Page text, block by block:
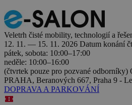
Veletrh čisté mobility, technologií a
12. 11. — 15. 11. 2026 Datum konání
pátek, sobota: 10:00–17:00
neděle: 10:00–16:00
(čtvrtek pouze pro pozvané odborníky)
PRAHA, Beranových 667, Praha 9 -
DOPRAVA A PARKOVÁNÍ